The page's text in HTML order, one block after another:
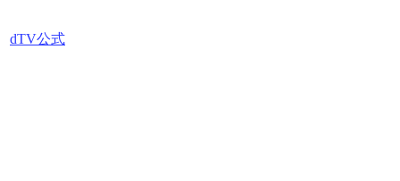
dTV公式